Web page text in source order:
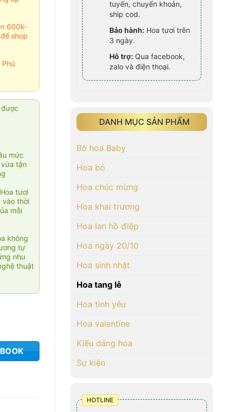
tuyến, chuyển khoản,
ship cod.
Bảo hành: Hoa tươi trên
3 ngày.
Hỗ trợ: Qua facebook,
zalo và điện thoại.
DANH MỤC SẢN PHẨM
Bó hoa Baby
Hoa bó
Hoa chúc mừng
Hoa khai trương
Hoa lan hồ điệp
Hoa ngày 20/10
Hoa sinh nhật
Hoa tang lễ
Hoa tình yêu
Hoa valentine
Kiểu dáng hoa
Sự kiện
HOTLINE
600k-
shop
mức
tận
tươi
vào thời
mỗi
không
tự
nhu
thuật